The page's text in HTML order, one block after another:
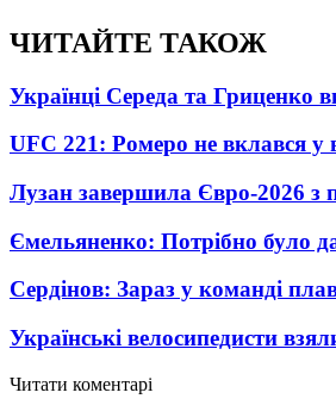
ЧИТАЙТЕ ТАКОЖ
Українці Середа та Гриценко
UFC 221: Ромеро не вклався у
Лузан завершила Євро-2026 з
Ємельяненко: Потрібно було
Сердінов: Зараз у команді
Українські велосипедисти
Читати коментарі